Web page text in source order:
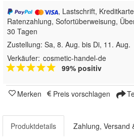
, Lastschrift,
Ratenzahlung, Sofortüberweisung,
30 Tagen
Zustellung: Sa, 8. Aug. bis Di, 11. Aug.
Verkäufer: cosmetic-handel-de
99% positiv
Merken Preis vorschlagen
Produktdetails Zahlung, Versand